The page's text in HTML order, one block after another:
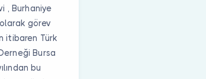
, Burhaniye
görev
itibaren Türk
Bursa
bu